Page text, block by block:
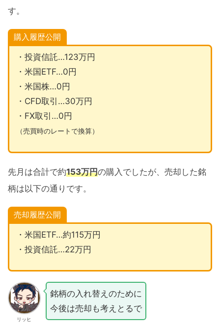
購入・売却の理由
購入理由
2025年の投資方針『新NISAを軸に長期投
資へ』
2025年10月売買銘柄公開まとめ
す。
購入履歴公開
・投資信託…123万円
・米国ETF…0円
・米国株…0円
・CFD取引…30万円
・FX取引…0円
（売買時のレートで換算）
先月は合計で約153万円の購入でしたが、売却した銘
柄は以下の通りです。
売却履歴公開
・米国ETF…約115万円
・投資信託…22万円
リッヒ
銘柄の入れ替えのために
今後は売却も考えとるで